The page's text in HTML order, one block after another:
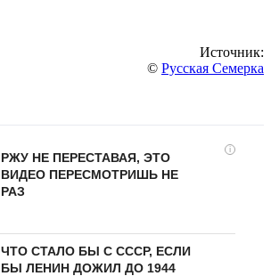
Источник:
© Русская Семерка
i
РЖУ НЕ ПЕРЕСТАВАЯ, ЭТО
ВИДЕО ПЕРЕСМОТРИШЬ НЕ
РАЗ
ЧТО СТАЛО БЫ С СССР, ЕСЛИ
БЫ ЛЕНИН ДОЖИЛ ДО 1944